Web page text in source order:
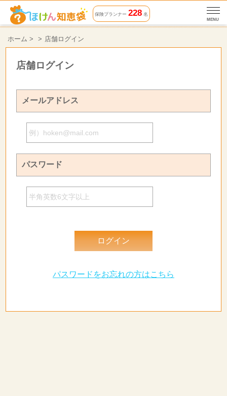
保険プランナー228 名
MENU
ホーム > 店舗ログイン
店舗ログイン
メールアドレス
パスワード
パスワードをお忘れの方はこちら